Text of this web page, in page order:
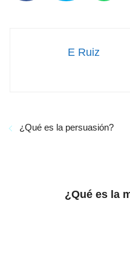
E Ruiz
¿Qué es la persuasión?
¿Qué es la